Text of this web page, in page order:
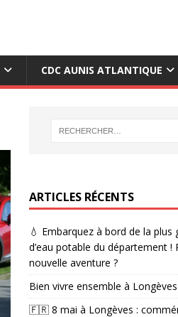
CDC AUNIS ATLANTIQUE
ARTICLES RÉCENTS
💧 Embarquez à bord de la plus
d’eau potable du département !
nouvelle aventure ?
Bien vivre ensemble à Longèves
🇫🇷 8 mai à Longèves :